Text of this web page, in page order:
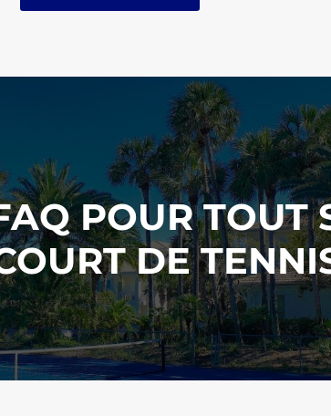
POUR TOUT
DE